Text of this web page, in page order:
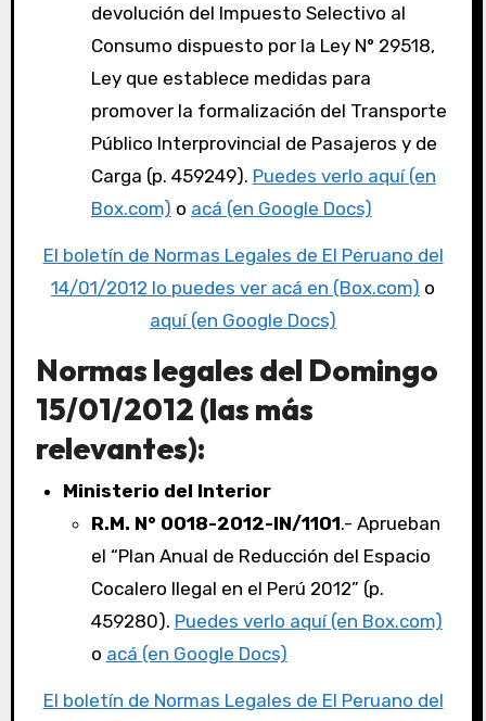
devolución del Impuesto Selectivo al
Consumo dispuesto por la Ley N° 29518,
Ley que establece medidas para
promover la formalización del Transporte
Público Interprovincial de Pasajeros y de
Carga (p. 459249). Puedes verlo aquí (en
Box.com) o acá (en Google Docs)
El boletín de Normas Legales de El Peruano del
14/01/2012 lo puedes ver acá en (Box.com) o
aquí (en Google Docs)
Normas legales del Domingo
15/01/2012 (las más
relevantes):
Ministerio del Interior
R.M. N° 0018-2012-IN/1101.- Aprueban
el “Plan Anual de Reducción del Espacio
Cocalero Ilegal en el Perú 2012” (p.
459280). Puedes verlo aquí (en Box.com)
o acá (en Google Docs)
El boletín de Normas Legales de El Peruano del